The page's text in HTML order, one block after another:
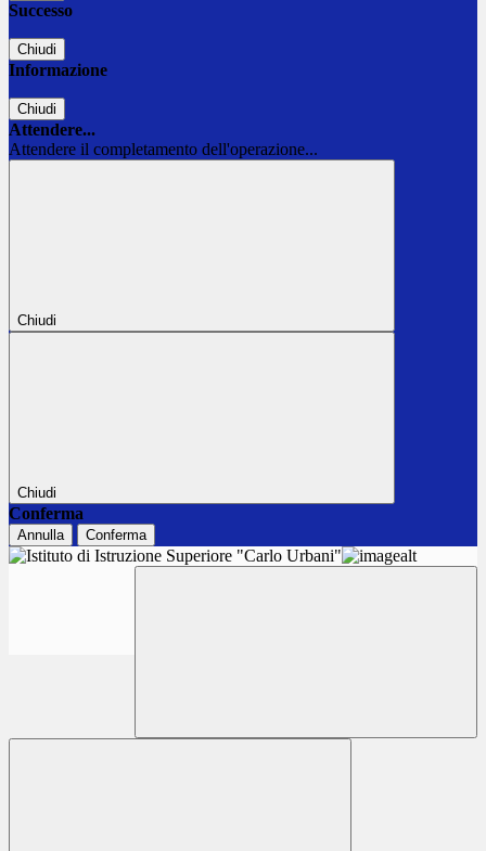
Successo
Chiudi
Informazione
Chiudi
Attendere...
Attendere il completamento dell'operazione...
Chiudi
Chiudi
Conferma
Annulla Conferma